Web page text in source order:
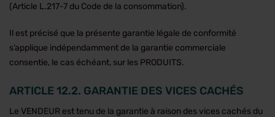
(Article L.217-7 du Code de la consommation).
Il est précisé que la présente garantie légale de conformité
s’applique indépendamment de la garantie commerciale
consentie, le cas échéant, sur les PRODUITS.
ARTICLE 12.2. GARANTIE DES VICES CACHÉS
Le VENDEUR est tenu de la garantie à raison des vices cachés du